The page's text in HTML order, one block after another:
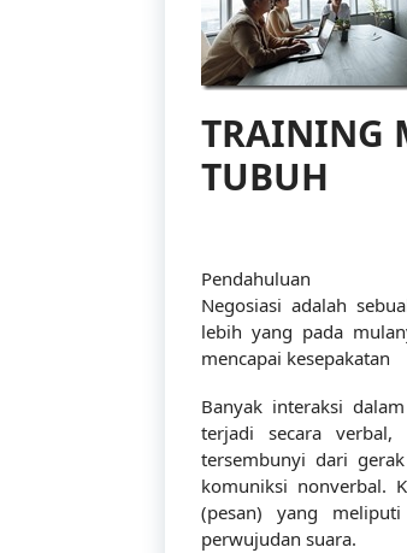
TRAINING
TUBUH
Pendahuluan
Negosiasi adalah
lebih yang pada
mencapai kesepakatan
Banyak interaksi
terjadi secara verbal,
tersembunyi dari
komuniksi nonverbal.
(pesan) yang meliputi
perwujudan suara.